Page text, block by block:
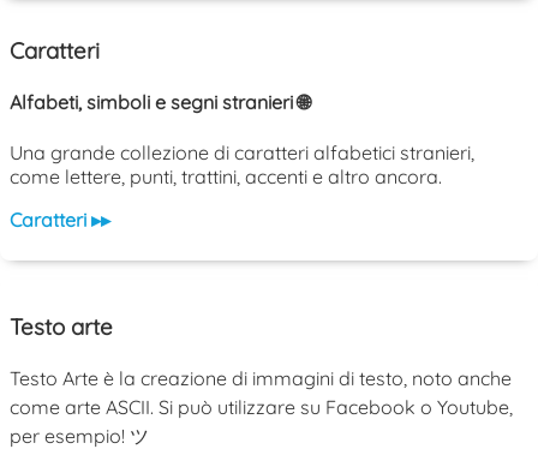
Caratteri
Alfabeti, simboli e segni stranieri 🌐
Una grande collezione di caratteri alfabetici stranieri,
come lettere, punti, trattini, accenti e altro ancora.
Caratteri ▸▸
Testo arte
Testo Arte è la creazione di immagini di testo, noto anche
come arte ASCII. Si può utilizzare su Facebook o Youtube,
per esempio! ツ